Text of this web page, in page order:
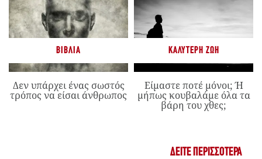
ΒΙΒΛΊΑ
Δεν υπάρχει ένας σωστός
τρόπος να είσαι άνθρωπος
ΚΑΛΎΤΕΡΗ ΖΩΉ
Είμαστε ποτέ μόνοι; Ή
μήπως κουβαλάμε όλα τα
βάρη του χθες;
ΔΕΊΤΕ ΠΕΡΙΣΣΌΤΕΡΑ